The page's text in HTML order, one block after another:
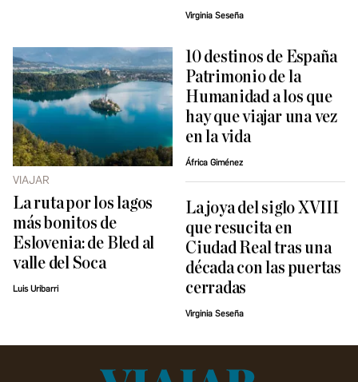
Virginia Seseña
VIAJAR
La ruta por los lagos
más bonitos de
Eslovenia: de Bled al
valle del Soca
Luis Uribarri
10 destinos de España
Patrimonio de la
Humanidad a los que
hay que viajar una vez
en la vida
África Giménez
La joya del siglo XVIII
que resucita en
Ciudad Real tras una
década con las puertas
cerradas
Virginia Seseña